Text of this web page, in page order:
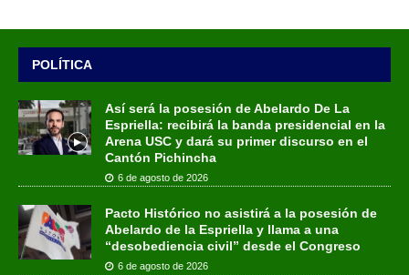
POLÍTICA
Así será la posesión de Abelardo De La
Espriella: recibirá la banda presidencial en la
Arena USC y dará su primer discurso en el
Cantón Pichincha
6 de agosto de 2026
Pacto Histórico no asistirá a la posesión de
Abelardo de la Espriella y llama a una
“desobediencia civil” desde el Congreso
6 de agosto de 2026